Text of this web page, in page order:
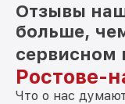
Отзывы
больше,
сервисном
Ростове-
Что о нас